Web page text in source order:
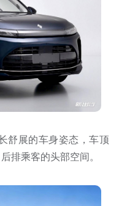
舒展的车身姿态，车顶
排乘客的头部空间。